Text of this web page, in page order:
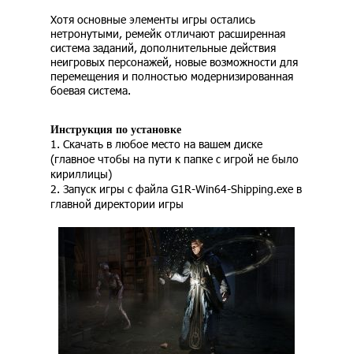
Хотя основные элементы игры остались
нетронутыми, ремейк отличают расширенная
система заданий, дополнительные действия
неигровых персонажей, новые возможности для
перемещения и полностью модернизированная
боевая система.
Инструкция по установке
1. Скачать в любое место на вашем диске
(главное чтобы на пути к папке с игрой не было
кириллицы)
2. Запуск игры с файла G1R-Win64-Shipping.exe в
главной директории игры